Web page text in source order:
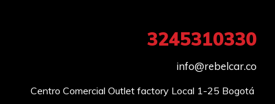
3245310330
info@rebelcar.co
Centro Comercial Outlet factory Local 1-25 Bogotá